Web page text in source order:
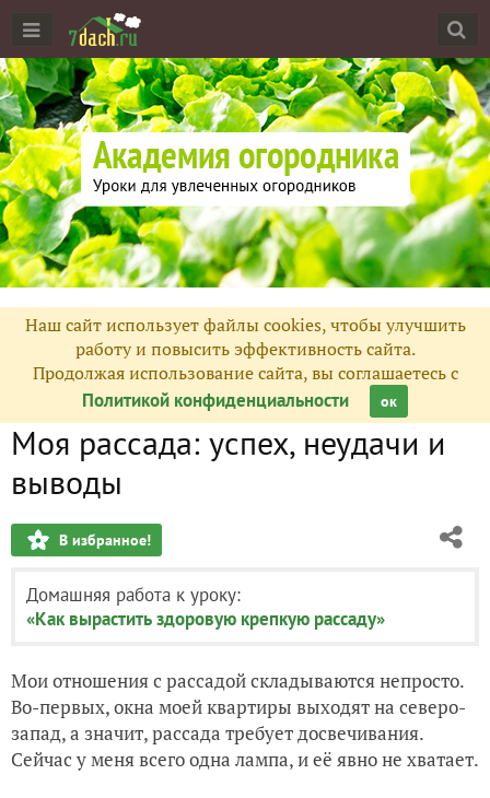
Наш сайт использует файлы cookies, чтобы улучшить
работу и повысить эффективность сайта.
Продолжая использование сайта, вы соглашаетесь с
Политикой конфиденциальности
ок
Моя рассада: успех, неудачи и
выводы
В избранное!
Домашняя работа к уроку:
«Как вырастить здоровую крепкую рассаду»
Мои отношения с рассадой складываются непросто.
Во-первых, окна моей квартиры выходят на северо-
запад, а значит, рассада требует досвечивания.
Сейчас у меня всего одна лампа, и её явно не хватает.